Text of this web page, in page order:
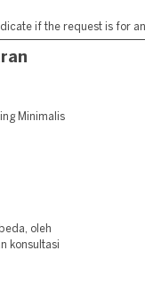
if the request is for
Minimalis
oleh
konsultasi